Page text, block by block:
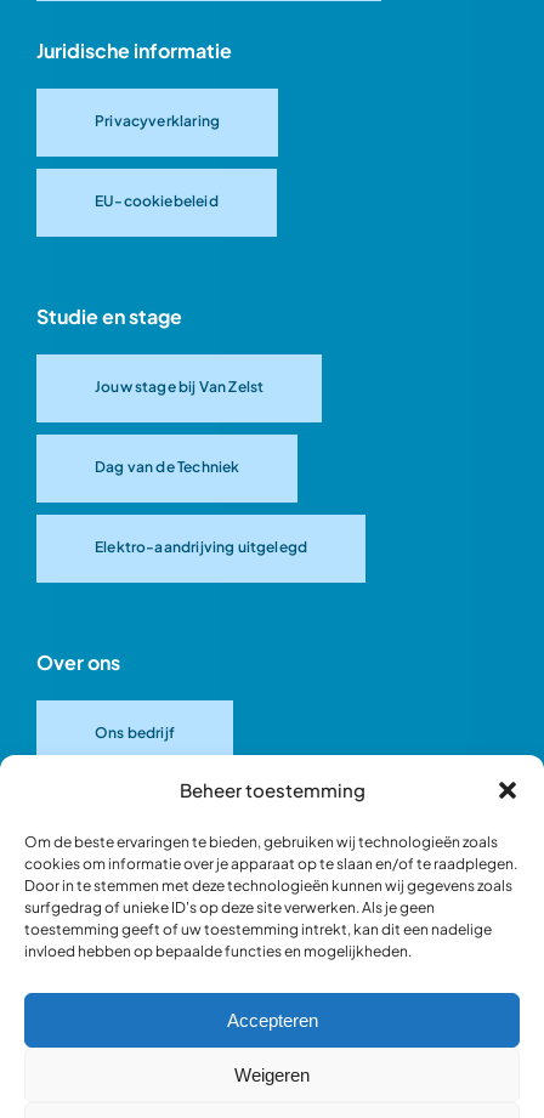
Beheer toestemming
Om de beste ervaringen te bieden, gebruiken wij technologieën zoals
cookies om informatie over je apparaat op te slaan en/of te raadplegen.
Door in te stemmen met deze technologieën kunnen wij gegevens zoals
surfgedrag of unieke ID's op deze site verwerken. Als je geen
toestemming geeft of uw toestemming intrekt, kan dit een nadelige
invloed hebben op bepaalde functies en mogelijkheden.
Accepteren
Weigeren
Juridische informatie
Privacyverklaring
EU-cookiebeleid
Studie en stage
Jouw stage bij Van Zelst
Dag van de Techniek
Elektro-aandrijving uitgelegd
Over ons
Ons bedrijf
Ons team
Blik in de werkplaats